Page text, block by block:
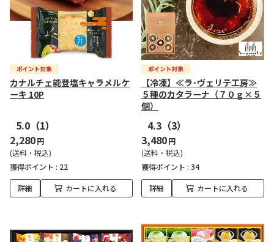
カナルチェ能登塩キャラメルケ
ーキ 10P
5.0 （1）
2,280円
(送料・税込)
獲得ポイント : 22
詳細 カートに入れる
【冷凍】≪ラ･ヴェリテ工房≫
５種のカタラーナ（７０ｇ×５
個）
4.3 （3）
3,480円
(送料・税込)
獲得ポイント : 34
詳細 カートに入れる